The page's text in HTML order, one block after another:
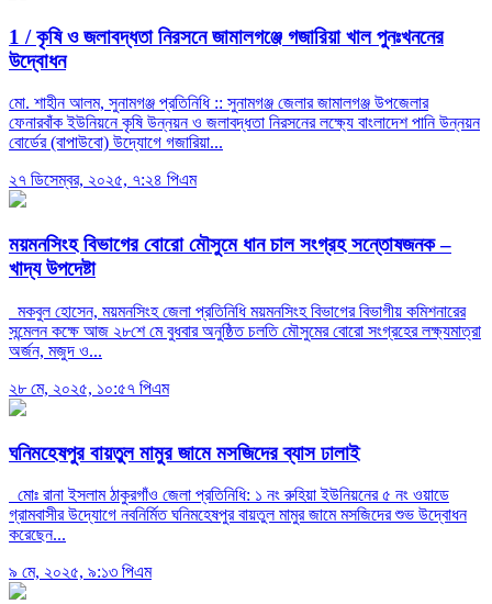
1 /কৃষি ও জলাবদ্ধতা নিরসনে জামালগঞ্জে গজারিয়া খাল পুনঃখননের
উদ্বোধন
মো. শাহীন আলম, সুনামগঞ্জ প্রতিনিধি :: সুনামগঞ্জ জেলার জামালগঞ্জ উপজেলার
ফেনারবাঁক ইউনিয়নে কৃষি উন্নয়ন ও জলাবদ্ধতা নিরসনের লক্ষ্যে বাংলাদেশ পানি উন্নয়ন
বোর্ডের (বাপাউবো) উদ্যোগে গজারিয়া...
২৭ ডিসেম্বর, ২০২৫, ৭:২৪ পিএম
ময়মনসিংহ বিভাগের বোরো মৌসুমে ধান চাল সংগ্রহ সন্তোষজনক –
খাদ্য উপদেষ্টা
মকবুল হোসেন, ময়মনসিংহ জেলা প্রতিনিধি ময়মনসিংহ বিভাগের বিভাগীয় কমিশনারের
সন্মেলন কক্ষে আজ ২৮শে মে বুধবার অনুষ্ঠিত চলতি মৌসুমের বোরো সংগ্রহের লক্ষ্যমাত্রা
অর্জন, মজুদ ও...
২৮ মে, ২০২৫, ১০:৫৭ পিএম
ঘনিমহেষপুর বায়তুল মামুর জামে মসজিদের ব্যাস ঢালাই
মোঃ রানা ইসলাম ঠাকুরগাঁও জেলা প্রতিনিধি: ১ নং রুহিয়া ইউনিয়নের ৫ নং ওয়াডে
গ্রামবাসীর উদ্যোগে নবনির্মিত ঘনিমহেষপুর বায়তুল মামুর জামে মসজিদের শুভ উদ্বোধন
করেছেন...
৯ মে, ২০২৫, ৯:১৩ পিএম